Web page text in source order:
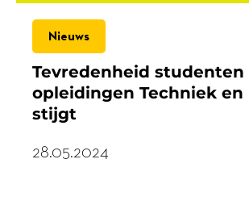
Nieuws
Tevredenheid studenten
opleidingen Techniek en
stijgt
28.05.2024